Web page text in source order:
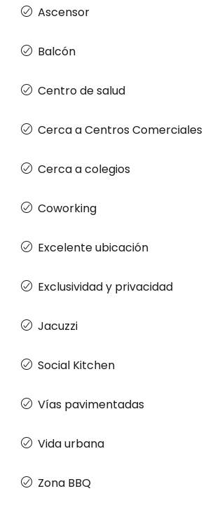
Ascensor
Balcón
Centro de salud
Cerca a Centros Comerciales
Cerca a colegios
Coworking
Excelente ubicación
Exclusividad y privacidad
Jacuzzi
Social Kitchen
Vías pavimentadas
Vida urbana
Zona BBQ